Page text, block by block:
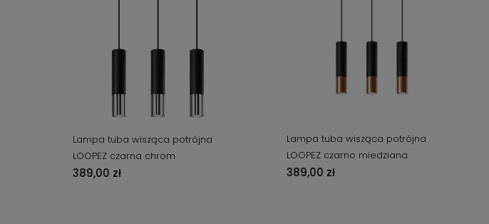
Lampa tuba wisząca potrójna
LOOPEZ czarna chrom
389,00 zł
Lampa tuba wisząca potrójna
LOOPEZ czarno miedziana
389,00 zł